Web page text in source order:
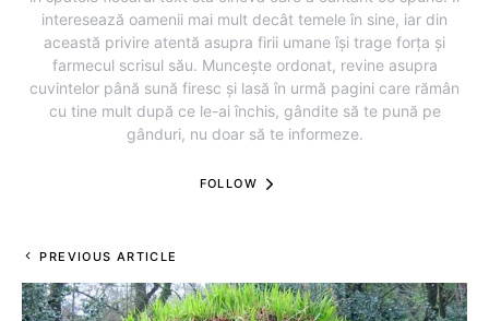
interesează oamenii mai mult decât temele în sine, iar din
această privire atentă asupra firii umane își trage forța și
farmecul scrisul său. Muncește ordonat, revine asupra
cuvintelor până sună firesc și lasă în urmă pagini care rămân
cu tine mult după ce le-ai închis, gândite să te pună pe
gânduri, nu doar să te informeze.
FOLLOW
PREVIOUS ARTICLE